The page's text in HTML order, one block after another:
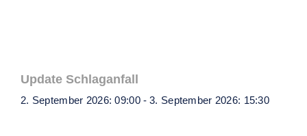
Update Schlaganfall
2. September 2026: 09:00 - 3. September 2026: 15:30